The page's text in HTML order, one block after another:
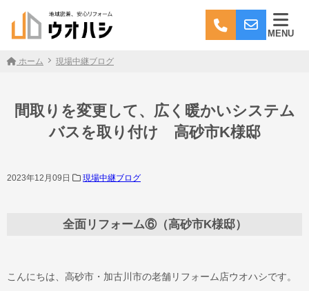
MENU
ホーム 現場中継ブログ
間取りを変更して、広く暖かいシステム
バスを取り付け 高砂市K様邸
2023年12月09日 現場中継ブログ
全面リフォーム⑥（高砂市K様邸）
こんにちは、高砂市・加古川市の老舗リフォーム店ウオハシです。